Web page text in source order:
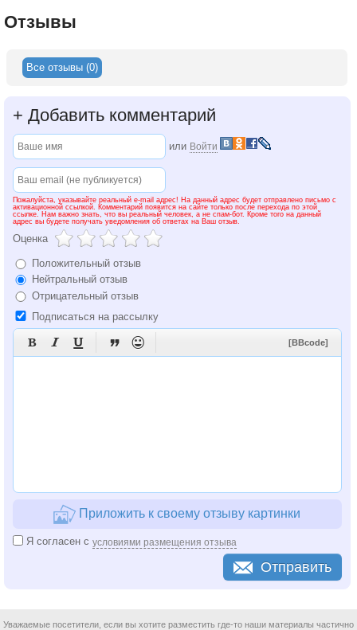
Отзывы
Все отзывы (0)
+ Добавить комментарий
или Войти
Пожалуйста, указывайте реальный e-mail адрес! На данный адрес будет отправлено письмо с
активационной ссылкой. Комментарий появится на сайте только после перехода по этой
ссылке. Нам важно знать, что вы реальный человек, а не спам-бот. Кроме того на данный
адрес вы будете получать уведомления об ответах на Ваш отзыв.
Оценка
Положительный отзыв
Нейтральный отзыв
Отрицательный отзыв
Подписаться на рассылку
     [BBcode]
Приложить к своему отзыву картинки
Я согласен с условиями размещения отзыва
Отправить
Уважаемые посетители, если вы хотите разместить где-то наши материалы частично